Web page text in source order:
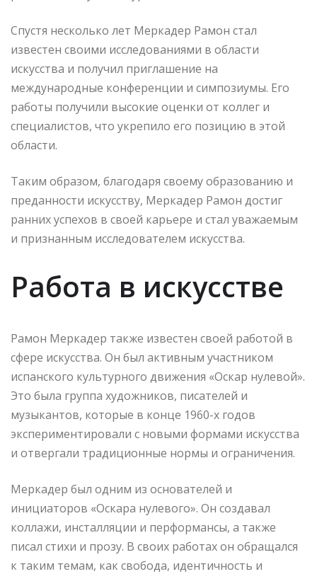
Спустя несколько лет Меркадер Рамон стал
известен своими исследованиями в области
искусства и получил приглашение на
международные конференции и симпозиумы. Его
работы получили высокие оценки от коллег и
специалистов, что укрепило его позицию в этой
области.
Таким образом, благодаря своему образованию и
преданности искусству, Меркадер Рамон достиг
ранних успехов в своей карьере и стал уважаемым
и признанным исследователем искусства.
Работа в искусстве
Рамон Меркадер также известен своей работой в
сфере искусства. Он был активным участником
испанского культурного движения «Оскар нулевой».
Это была группа художников, писателей и
музыкантов, которые в конце 1960-х годов
экспериментировали с новыми формами искусства
и отвергали традиционные нормы и ограничения.
Меркадер был одним из основателей и
инициаторов «Оскара нулевого». Он создавал
коллажи, инсталляции и перформансы, а также
писал стихи и прозу. В своих работах он обращался
к таким темам, как свобода, идентичность и